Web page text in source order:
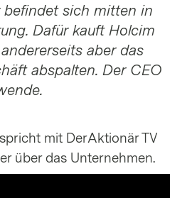
befindet sich mitten in
Dafür kauft Holcim
aber das
abspalten. Der CEO
mit DerAktionär TV
über das Unternehmen.